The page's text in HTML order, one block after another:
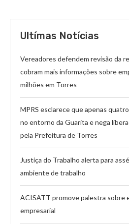
Ultímas Notícias
Vereadores defendem revisão da
cobram mais informações sobre
milhões em Torres
MPRS esclarece que apenas
no entorno da Guarita e nega
pela Prefeitura de Torres
Justiça do Trabalho alerta para
ambiente de trabalho
ACISATT promove palestra sobre
empresarial